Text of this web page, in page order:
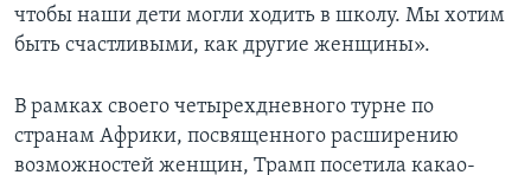
чтобы наши дети могли ходить в школу. Мы хотим
быть счастливыми, как другие женщины».
В рамках своего четырехдневного турне по
странам Африки, посвященного расширению
возможностей женщин, Трамп посетила какао-